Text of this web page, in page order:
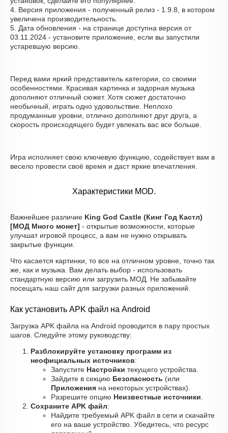
4. Версия приложения - полученный релиз - 1.9.8, в котором
увеличена производительность.
5. Дата обновления - на странице доступна версия от
03.11.2024 - установите приложение, если вы запустили
устаревшую версию.
Перед вами яркий представитель категории, со своими
особенностями. Красивая картинка и задорная музыка
дополняют отличный сюжет. Хотя сюжет достаточно
необычный, играть одно удовольствие. Неплохо
продуманные уровни, отлично дополняют друг друга, а
скорость происходящего будет увлекать вас все больше.
Игра исполняет свою ключевую функцию, содействует вам в
весело провести своё время и даст яркие впечатления.
Характеристики MOD.
Важнейшее различие King God Castle (Кинг Год Кастл)
[МОД Много монет] - открытые возможности, которые
улучшат игровой процесс, а вам не нужно открывать
закрытые функции.
Что касается картинки, то все на отличном уровне, точно так
же, как и музыка. Вам делать выбор - использовать
стандартную версию или загрузить МОД. Не забывайте
посещать наш сайт для загрузки разных приложений.
Как установить APK файл на Android
Загрузка APK файла на Android проводится в пару простых
шагов. Следуйте этому руководству:
Разблокируйте установку программ из
неофициальных источников:
Запустите Настройки текущего устройства.
Зайдите в секцию Безопасность (или
Приложения на некоторых устройствах).
Разрешите опцию Неизвестные источники
Сохраните APK файл:
Найдите требуемый APK файл в сети и скачайте
его на ваше устройство. Убедитесь, что ресурс